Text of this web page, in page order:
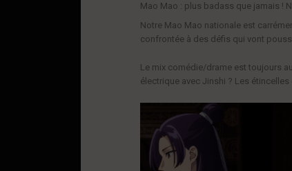
Mao Mao : plus badass que jamais !
Notre Mao Mao nationale est
confrontée à des défis qui vont
Le mix comédie/drame est toujours
électrique avec Jinshi ? Les